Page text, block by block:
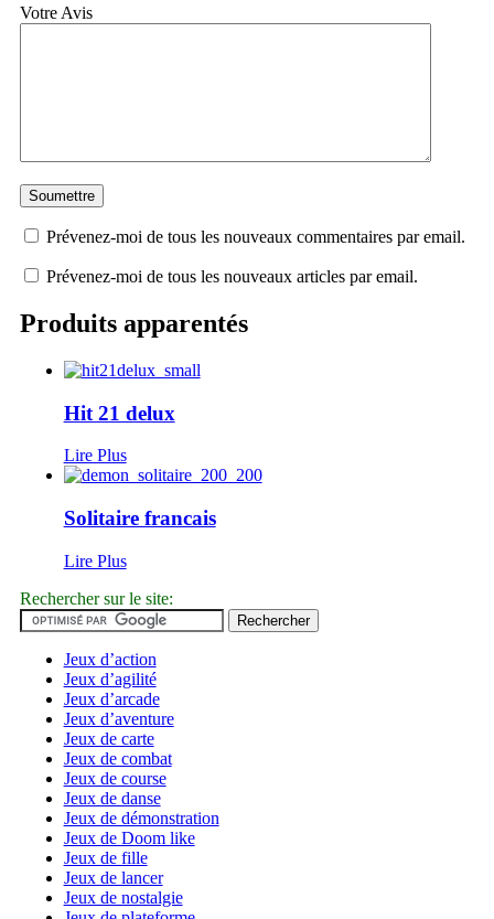
Votre Avis
Prévenez-moi de tous les nouveaux commentaires par email.
Prévenez-moi de tous les nouveaux articles par email.
Produits apparentés
Hit 21 delux
Lire Plus
Solitaire francais
Lire Plus
Rechercher sur le site:
Jeux d’action
Jeux d’agilité
Jeux d’arcade
Jeux d’aventure
Jeux de carte
Jeux de combat
Jeux de course
Jeux de danse
Jeux de démonstration
Jeux de Doom like
Jeux de fille
Jeux de lancer
Jeux de nostalgie